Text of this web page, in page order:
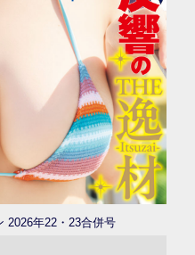
2026年22・23合併号